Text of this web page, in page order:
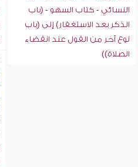
النسائي - كتاب السهو - (باب
الذكر بعد الاستغفار) إلى (باب
نوع آخر من القول عند انقضاء
الصلاة))